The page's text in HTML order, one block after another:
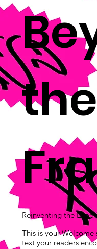
the
Reinventing the
This is your Welcome
text your readers